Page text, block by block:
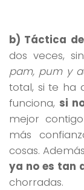
b) Táctica
dos veces,
pam, pum y
total, si te ha
funciona, si
mejor
más
cosas.
ya no es tan
chorradas.